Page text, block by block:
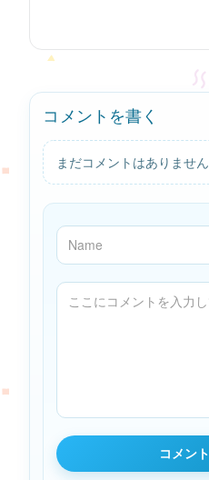
コメントを書く
まだコメントはありません